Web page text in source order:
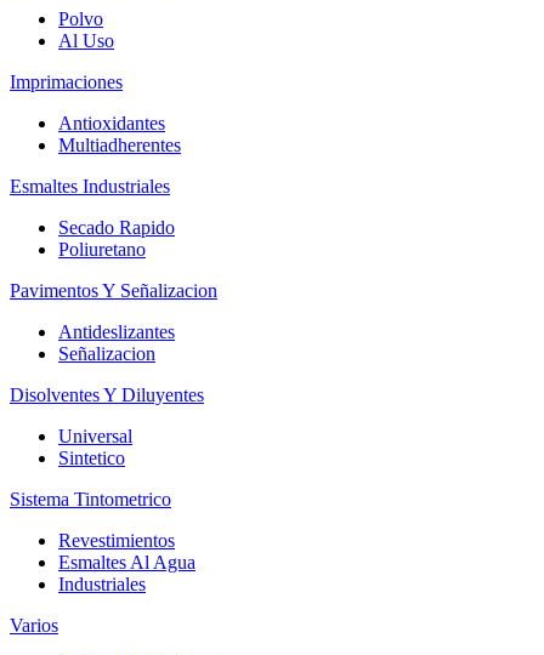
Polvo
Al Uso
Imprimaciones
Antioxidantes
Multiadherentes
Esmaltes Industriales
Secado Rapido
Poliuretano
Pavimentos Y Señalizacion
Antideslizantes
Señalizacion
Disolventes Y Diluyentes
Universal
Sintetico
Sistema Tintometrico
Revestimientos
Esmaltes Al Agua
Industriales
Varios